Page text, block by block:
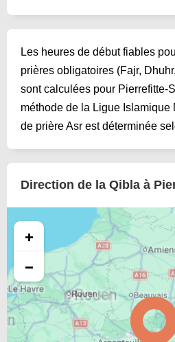
Les heures de début fiables
prières obligatoires (Fajr,
sont calculées pour Pierrefitte-
méthode de la Ligue Islamique
de prière Asr est déterminée
Direction de la Qibla à
+
−